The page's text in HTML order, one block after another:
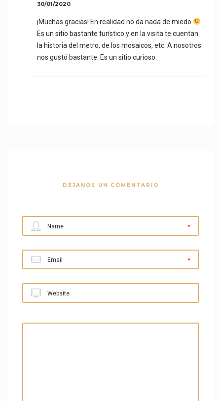
30/01/2020
¡Muchas gracias! En realidad no da nada de miedo
Es un sitio bastante turístico y en la visita te cuentan
la historia del metro, de los mosaicos, etc. A nosotros
nos gustó bastante. Es un sitio curioso.
DÉJANOS UN COMENTARIO
Name
Email
Website